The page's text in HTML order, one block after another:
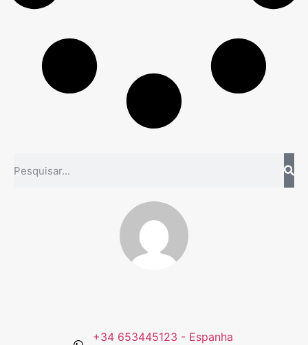
+34 653445123 - Espanha